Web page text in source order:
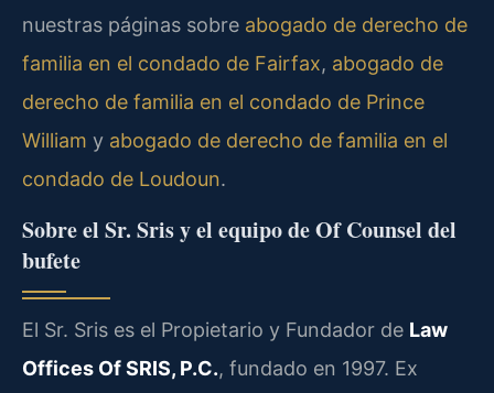
nuestras páginas sobre abogado de derecho de
familia en el condado de Fairfax, abogado de
derecho de familia en el condado de Prince
William y abogado de derecho de familia en el
condado de Loudoun.
Sobre el Sr. Sris y el equipo de Of Counsel del
bufete
El Sr. Sris es el Propietario y Fundador de Law
Offices Of SRIS, P.C., fundado en 1997. Ex